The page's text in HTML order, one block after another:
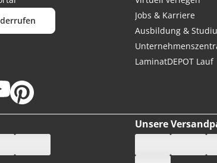
Jobs & Karriere
Ausbildung &
LaminatDEPOT Lauf
Unsere